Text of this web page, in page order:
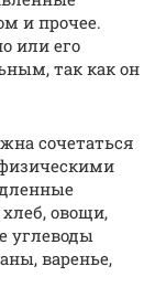
и прочее.
или его
так как он
сочетаться
овощи,
углеводы
варенье,